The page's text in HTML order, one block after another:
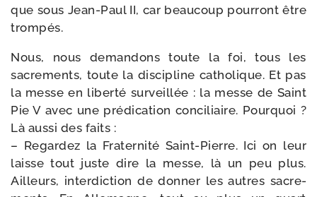
que sous Jean-​Paul II, car beau­coup pour­ront être
trompés.
Nous, nous deman­dons toute la foi, tous les
sacre­ments, toute la dis­ci­pline catho­lique. Et pas
la messe en liber­té sur­veillée : la messe de Saint
Pie V avec une pré­di­ca­tion conci­liaire. Pourquoi ?
Là aus­si des faits :
– Regardez la Fraternité Saint-​Pierre. Ici on leur
laisse tout juste dire la messe, là un peu plus.
Ailleurs, inter­dic­tion de don­ner les autres sacre­